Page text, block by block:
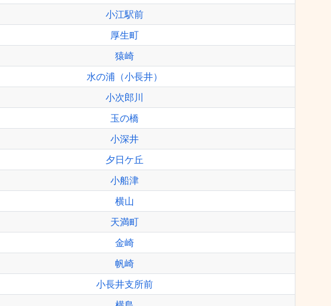
小江駅前
厚生町
猿崎
水の浦（小長井）
小次郎川
玉の橋
小深井
夕日ケ丘
小船津
横山
天満町
金崎
帆崎
小長井支所前